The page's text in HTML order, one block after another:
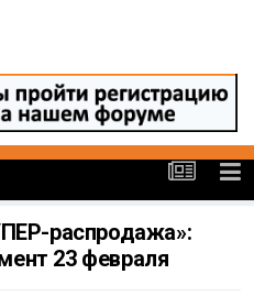
распродажа»:
23 февраля